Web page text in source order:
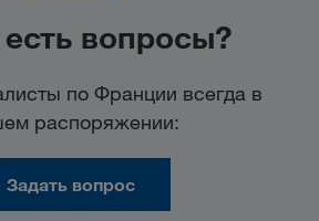
вопросы?
по Франции всегда в
распоряжении:
Задать вопрос